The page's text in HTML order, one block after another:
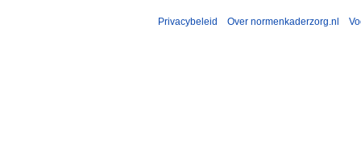
Privacybeleid Over normenkaderzorg.nl